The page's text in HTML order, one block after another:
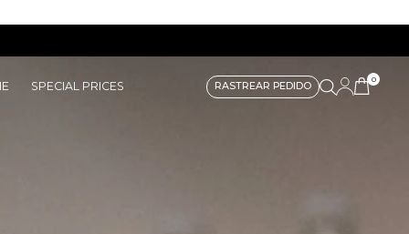
SPECIAL PRICES RASTREAR PEDIDO
0